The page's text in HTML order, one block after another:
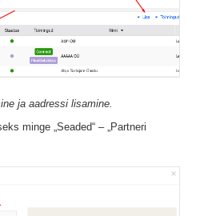
ja aadressi lisamine.
minge „Seaded“ – „Partneri